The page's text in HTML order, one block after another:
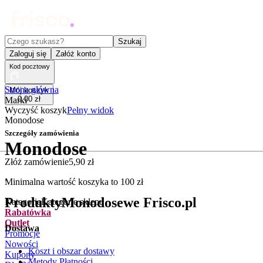
Czego szukasz?
Szukaj
Zaloguj się
Załóż konto
Kod pocztowy
Mój koszyk
0,00 zł
Wyczyść koszykPełny widok
Szczegóły zamówienia
Złóż zamówienie5,90 zł
Minimalna wartość koszyka to 100 zł
KategorieKategorie sklepu
Rabatówka
Outlet
Promocje
Nowości
Kupony
Strona główna
Marki
Monodose
Monodose
.
ProduktyMonodosewe Frisco.pl
Dostawa
Koszt i obszar dostawy